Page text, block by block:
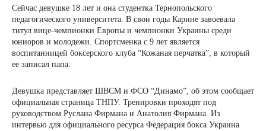
Сейчас девушке 18 лет и она студентка Тернопольского
педагогического университета. В свои годы Карине завоевала
титул вице-чемпионки Европы и чемпионки Украины среди
юниоров и молодежи. Спортсменка с 9 лет является
воспитанницей боксерского клуба “Кожаная перчатка”, в который
ее записал папа.
Девушка представляет ШВСМ и ФСО “Динамо”, об этом сообщает
официальная страница ТНПУ. Тренировки проходят под
руководством Руслана Фирмана и Анатолия Фирмана. Из
интервью для официального ресурса Федерация бокса Украина